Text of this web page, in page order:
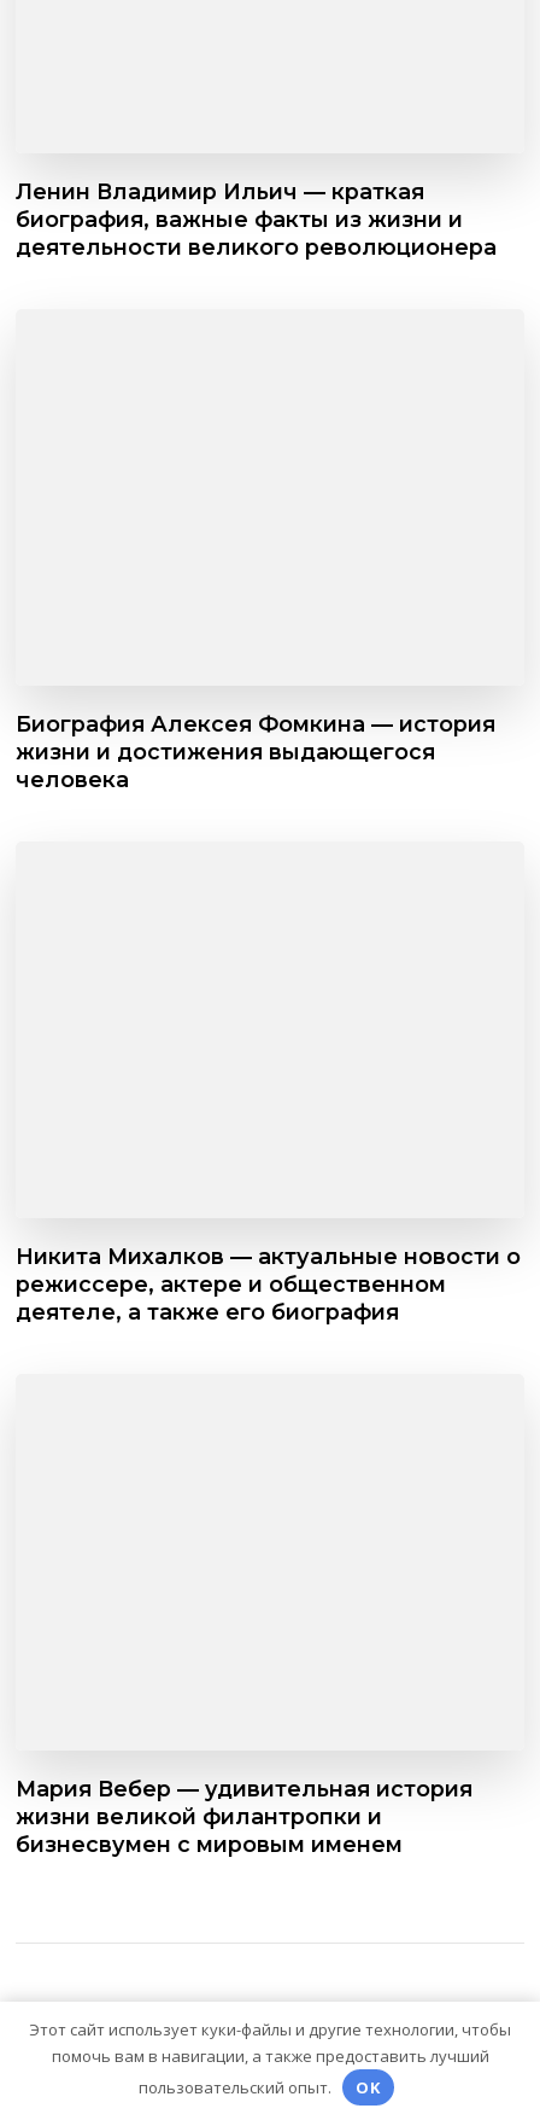
Ленин Владимир Ильич — краткая
биография, важные факты из жизни и
деятельности великого революционера
Биография Алексея Фомкина — история
жизни и достижения выдающегося
человека
Никита Михалков — актуальные новости о
режиссере, актере и общественном
деятеле, а также его биография
Мария Вебер — удивительная история
жизни великой филантропки и
бизнесвумен с мировым именем
Оставить комментарий
Этот сайт использует куки-файлы и другие технологии, чтобы
помочь вам в навигации, а также предоставить лучший
пользовательский опыт.
OK